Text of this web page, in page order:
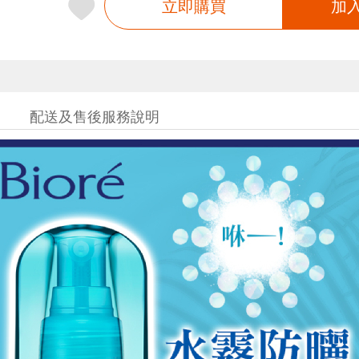
立即購買 加
配送及售後服務說明